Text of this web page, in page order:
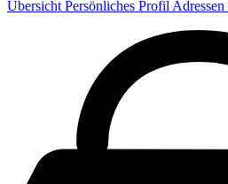
Übersicht Persönliches Profil Adressen